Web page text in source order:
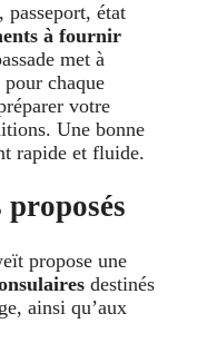
passeport, état
à fournir
met à
pour chaque
votre
Une bonne
rapide et fluide.
proposés
propose une
destinés
ainsi qu’aux